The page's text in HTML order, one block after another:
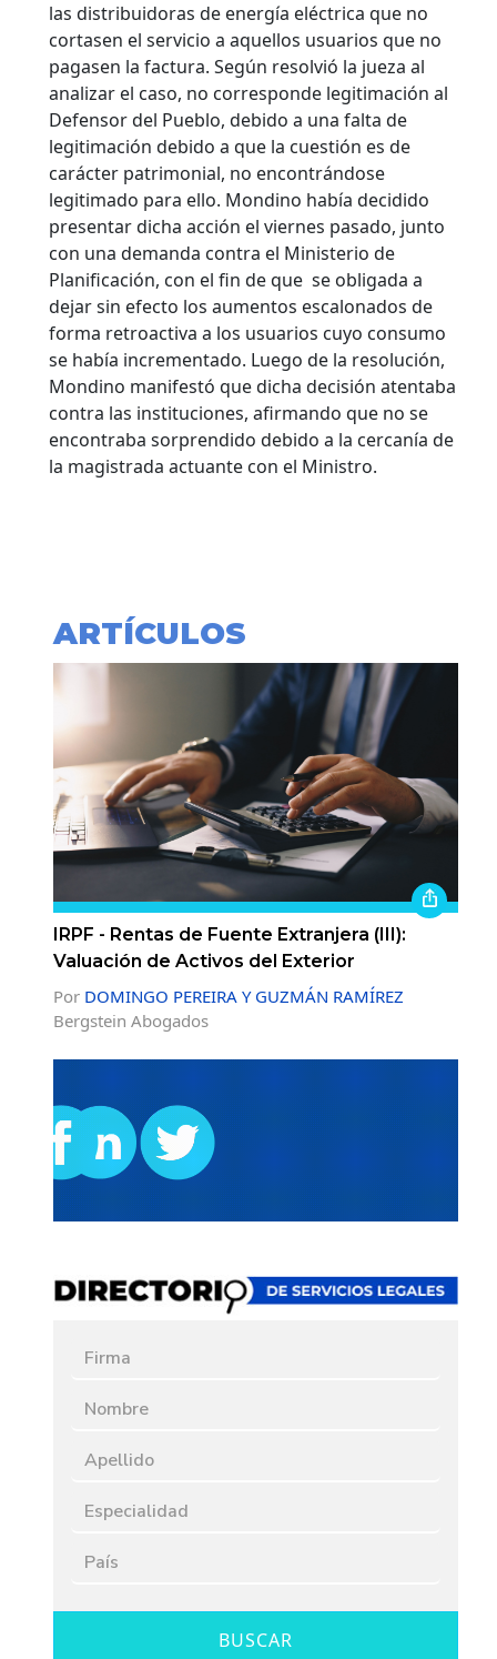
las distribuidoras de energía eléctrica que no
cortasen el servicio a aquellos usuarios que no
pagasen la factura. Según resolvió la jueza al
analizar el caso, no corresponde legitimación al
Defensor del Pueblo, debido a una falta de
legitimación debido a que la cuestión es de
carácter patrimonial, no encontrándose
legitimado para ello. Mondino había decidido
presentar dicha acción el viernes pasado, junto
con una demanda contra el Ministerio de
Planificación, con el fin de que se obligada a
dejar sin efecto los aumentos escalonados de
forma retroactiva a los usuarios cuyo consumo
se había incrementado. Luego de la resolución,
Mondino manifestó que dicha decisión atentaba
contra las instituciones, afirmando que no se
encontraba sorprendido debido a la cercanía de
la magistrada actuante con el Ministro.
ARTÍCULOS
IRPF - Rentas de Fuente Extranjera (III):
Valuación de Activos del Exterior
Por DOMINGO PEREIRA Y GUZMÁN RAMÍREZ
Bergstein Abogados
BUSCAR